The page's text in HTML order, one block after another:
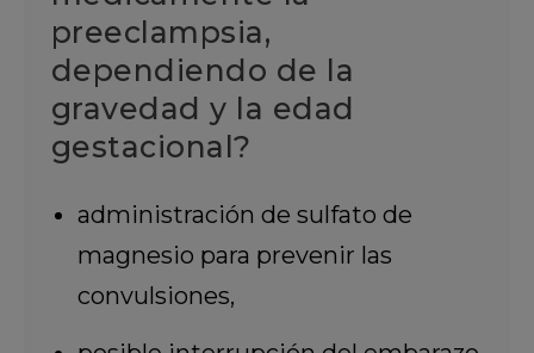
preeclampsia,
dependiendo de la
gravedad y la edad
gestacional?
administración de sulfato de
magnesio para prevenir las
convulsiones,